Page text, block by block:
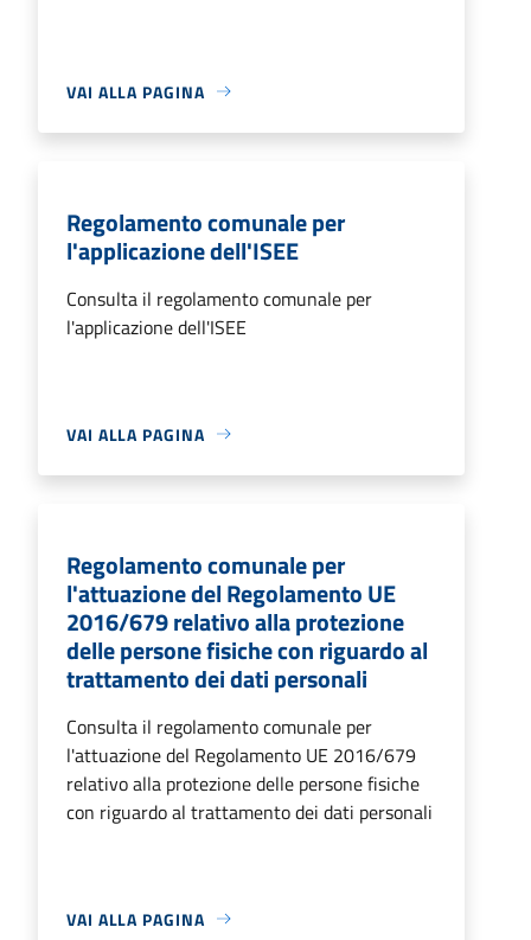
VAI ALLA PAGINA
Regolamento comunale per
l'applicazione dell'ISEE
Consulta il regolamento comunale per
l'applicazione dell'ISEE
VAI ALLA PAGINA
Regolamento comunale per
l'attuazione del Regolamento UE
2016/679 relativo alla protezione
delle persone fisiche con riguardo al
trattamento dei dati personali
Consulta il regolamento comunale per
l'attuazione del Regolamento UE 2016/679
relativo alla protezione delle persone fisiche
con riguardo al trattamento dei dati personali
VAI ALLA PAGINA